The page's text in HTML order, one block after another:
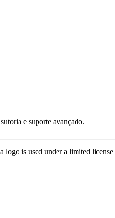
e suporte avançado.
is used under a limited